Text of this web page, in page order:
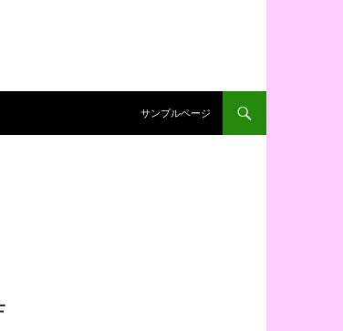
サンプルページ